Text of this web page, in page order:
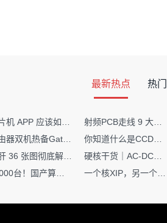
最新热点 热